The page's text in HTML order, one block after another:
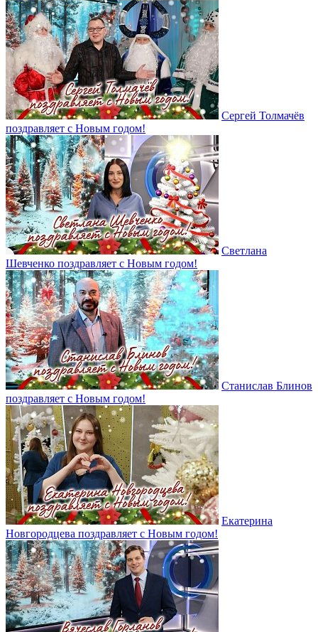
Сергей Толмачёв
поздравляет с Новым годом!
Светлана
Шевченко поздравляет с Новым годом!
Станислав Блинов
поздравляет с Новым годом!
Екатерина
Новгородцева поздравляет с Новым годом!